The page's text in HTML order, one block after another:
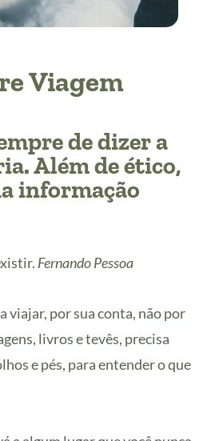
Viagem
de dizer a
Além de ético,
informação
Fernando Pessoa
viajar, por sua conta, não por
livros e tevês, precisa
e pés, para entender o que